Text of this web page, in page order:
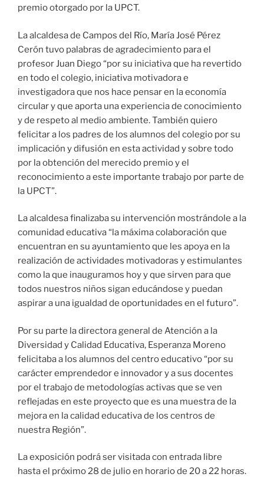
premio otorgado por la UPCT.
La alcaldesa de Campos del Río, María José Pérez
Cerón tuvo palabras de agradecimiento para el
profesor Juan Diego “por su iniciativa que ha revertido
en todo el colegio, iniciativa motivadora e
investigadora que nos hace pensar en la economía
circular y que aporta una experiencia de conocimiento
y de respeto al medio ambiente. También quiero
felicitar a los padres de los alumnos del colegio por su
implicación y difusión en esta actividad y sobre todo
por la obtención del merecido premio y el
reconocimiento a este importante trabajo por parte de
la UPCT”.
La alcaldesa finalizaba su intervención mostrándole a la
comunidad educativa “la máxima colaboración que
encuentran en su ayuntamiento que les apoya en la
realización de actividades motivadoras y estimulantes
como la que inauguramos hoy y que sirven para que
todos nuestros niños sigan educándose y puedan
aspirar a una igualdad de oportunidades en el futuro”.
Por su parte la directora general de Atención a la
Diversidad y Calidad Educativa, Esperanza Moreno
felicitaba a los alumnos del centro educativo “por su
carácter emprendedor e innovador y a sus docentes
por el trabajo de metodologías activas que se ven
reflejadas en este proyecto que es una muestra de la
mejora en la calidad educativa de los centros de
nuestra Región”.
La exposición podrá ser visitada con entrada libre
hasta el próximo 28 de julio en horario de 20 a 22 horas.